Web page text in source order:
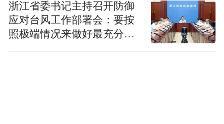
pictures and audios if any) is uploaded and posted
by the user of Dafeng Hao, which is a social media
platform and merely provides information storage
space services.”
浙江省委书记主持召开防御
应对台风工作部署会：要按
照极端情况来做好最充分的